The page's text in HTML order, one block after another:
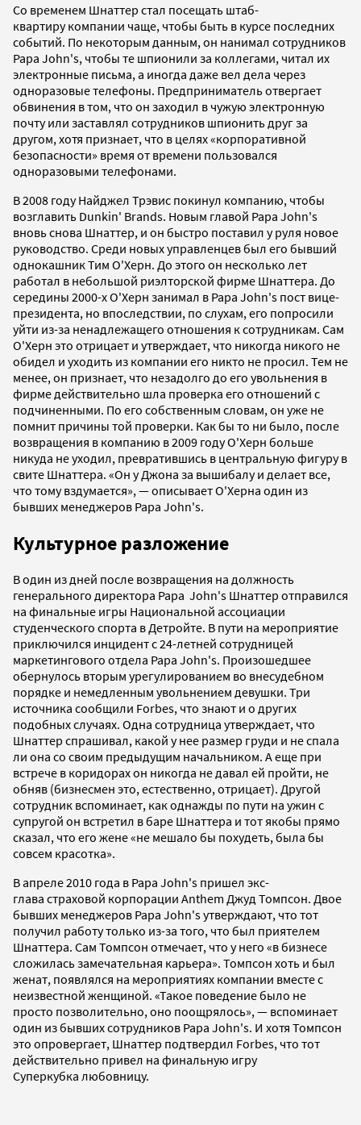
Со временем Шнаттер стал посещать штаб-
квартиру компании чаще, чтобы быть в курсе последних
событий. По некоторым данным, он нанимал сотрудников
Papa John's, чтобы те шпионили за коллегами, читал их
электронные письма, а иногда даже вел дела через
одноразовые телефоны. Предприниматель отвергает
обвинения в том, что он заходил в чужую электронную
почту или заставлял сотрудников шпионить друг за
другом, хотя признает, что в целях «корпоративной
безопасности» время от времени пользовался
одноразовыми телефонами.
В 2008 году Найджел Трэвис покинул компанию, чтобы
возглавить Dunkin' Brands. Новым главой Papa John's
вновь снова Шнаттер, и он быстро поставил у руля новое
руководство. Среди новых управленцев был его бывший
однокашник Тим О'Херн. До этого он несколько лет
работал в небольшой риэлторской фирме Шнаттера. До
середины 2000-х О'Херн занимал в Papa John's пост вице-
президента, но впоследствии, по слухам, его попросили
уйти из-за ненадлежащего отношения к сотрудникам. Сам
О'Херн это отрицает и утверждает, что никогда никого не
обидел и уходить из компании его никто не просил. Тем не
менее, он признает, что незадолго до его увольнения в
фирме действительно шла проверка его отношений с
подчиненными. По его собственным словам, он уже не
помнит причины той проверки. Как бы то ни было, после
возвращения в компанию в 2009 году О'Херн больше
никуда не уходил, превратившись в центральную фигуру в
свите Шнаттера. «Он у Джона за вышибалу и делает все,
что тому вздумается», — описывает О'Херна один из
бывших менеджеров Papa John's.
Культурное разложение
В один из дней после возвращения на должность
генерального директора Papa John's Шнаттер отправился
на финальные игры Национальной ассоциации
студенческого спорта в Детройте. В пути на мероприятие
приключился инцидент с 24-летней сотрудницей
маркетингового отдела Papa John's. Произошедшее
обернулось вторым урегулированием во внесудебном
порядке и немедленным увольнением девушки. Три
источника сообщили Forbes, что знают и о других
подобных случаях. Одна сотрудница утверждает, что
Шнаттер спрашивал, какой у нее размер груди и не спала
ли она со своим предыдущим начальником. А еще при
встрече в коридорах он никогда не давал ей пройти, не
обняв (бизнесмен это, естественно, отрицает). Другой
сотрудник вспоминает, как однажды по пути на ужин с
супругой он встретил в баре Шнаттера и тот якобы прямо
сказал, что его жене «не мешало бы похудеть, была бы
совсем красотка».
В апреле 2010 года в Papa John's пришел экс-
глава страховой корпорации Anthem Джуд Томпсон. Двое
бывших менеджеров Papa John's утверждают, что тот
получил работу только из-за того, что был приятелем
Шнаттера. Сам Томпсон отмечает, что у него «в бизнесе
сложилась замечательная карьера». Томпсон хоть и был
женат, появлялся на мероприятиях компании вместе с
неизвестной женщиной. «Такое поведение было не
просто позволительно, оно поощрялось», — вспоминает
один из бывших сотрудников Papa John's. И хотя Томпсон
это опровергает, Шнаттер подтвердил Forbes, что тот
действительно привел на финальную игру
Суперкубка любовницу.